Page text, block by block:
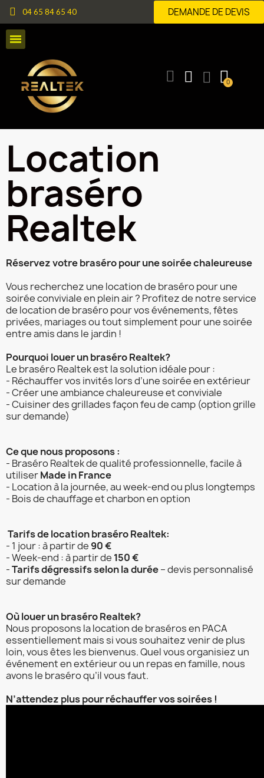
04 65 84 65 40 DEMANDE DE DEVIS
Location
braséro
Realtek
Réservez votre braséro pour une soirée chaleureuse
Vous recherchez une location de braséro pour une
soirée conviviale en plein air ? Profitez de notre service
de location de braséro pour vos événements, fêtes
privées, mariages ou tout simplement pour une soirée
entre amis dans le jardin !
Pourquoi louer un braséro Realtek?
Le braséro Realtek est la solution idéale pour :
- Réchauffer vos invités lors d’une soirée en extérieur
- Créer une ambiance chaleureuse et conviviale
- Cuisiner des grillades façon feu de camp (option grille
sur demande)
Ce que nous proposons :
- Braséro Realtek de qualité professionnelle, facile à
utiliserMade in France
- Location à la journée, au week-end ou plus longtemps
- Bois de chauffage et charbon en option
Tarifs de location braséroRealtek:
- 1 jour : à partir de 90 €
- Week-end : à partir de 150 €
-Tarifs dégressifs selon la durée– devis personnalisé
sur demande
Où louer un braséroRealtek?
Nous proposons la location de braséros en PACA
essentiellement mais si vous souhaitez venir de plus
loin, vous êtes les bienvenus. Quel vous organisiez un
événement en extérieur ou un repas en famille, nous
avons le braséro qu’il vous faut.
N’attendez plus pour réchauffer vos soirées !